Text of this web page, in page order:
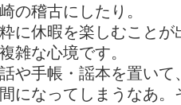
の稽古にしたり。
に休暇を楽しむこと
雑な心境です。
や手帳・謡本を置い
になってしまうなあ